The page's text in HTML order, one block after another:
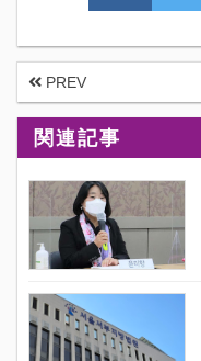
PREV
関連記事